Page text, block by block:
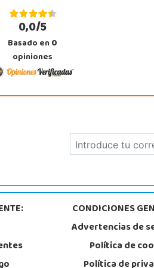
Juguetilandia Armilla
29, Urb. Porcegram, 2
Juguetilandia Finestrat
Tienda
0,0/5
Basado en0
opiniones
CONDICIONES
Advertencias de
Política de